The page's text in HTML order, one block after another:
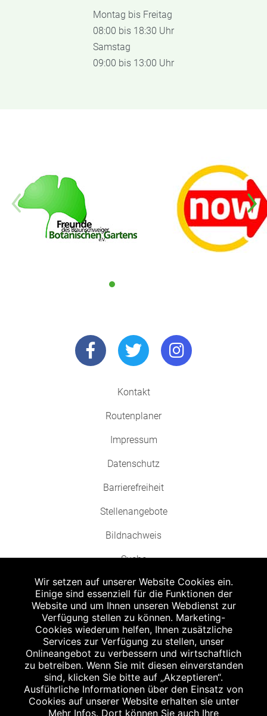
Montag bis Freitag
08:00 bis 18:30 Uhr
Samstag
09:00 bis 13:00 Uhr
Kontakt
Routenplaner
Impressum
Datenschutz
Barrierefreiheit
Stellenangebote
Bildnachweis
Suche
Abgabe in haushaltsüblichen Mengen, solange der Vorrat reicht. Für Druck-
und Satzfehler keine Haftung.
Zu Risiken und Nebenwirkungen lesen Sie die Packungsbeilage und fragen
Sie Ihren Arzt oder Apotheker.
Angabe nach der deutschen Arzneimitteltaxe Apothekenerstattungspreis
(AEP). Der AEP ist keine unverbindliche Preisempfehlung der Hersteller. Der
AEP ist ein von den Apotheken in Ansatz gebrachter Preis für rezeptfreie
Arzneimittel. Er entspricht in der Höhe dem für Apotheken verbindlichen
Abgabepreis, zu dem eine Apotheke in bestimmten Fällen (z.B. bei Kindern
Wir setzen auf unserer Website Cookies ein.
Einige sind essenziell für die Funktionen der
Website und um Ihnen unseren Webdienst zur
Verfügung stellen zu können. Marketing-
Cookies wiederum helfen, Ihnen zusätzliche
Services zur Verfügung zu stellen, unser
Onlineangebot zu verbessern und wirtschaftlich
zu betreiben. Wenn Sie mit diesen einverstanden
sind, klicken Sie bitte auf „Akzeptieren“.
Ausführliche Informationen über den Einsatz von
Cookies auf unserer Website erhalten sie unter
Mehr Infos. Dort können Sie auch Ihre